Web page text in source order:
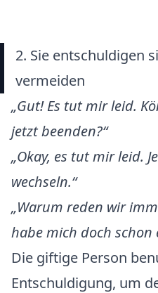
2. Sie entschuldigen
vermeiden
„Gut! Es tut mir leid.
jetzt beenden?“
„Okay, es tut mir leid.
wechseln.“
„Warum reden wir
habe mich doch
Die giftige Person
Entschuldigung, um